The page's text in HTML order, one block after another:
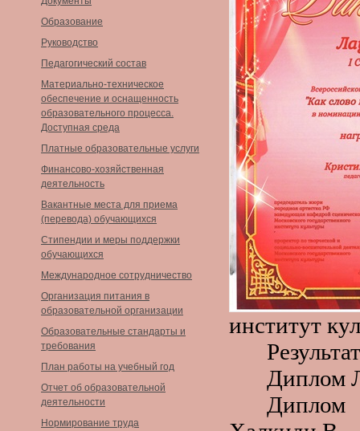
Образование
Руководство
Педагогический состав
Материально-техническое
обеспечение и оснащенность
образовательного процесса.
Доступная среда
Платные образовательные услуги
Финансово-хозяйственная
деятельность
Вакантные места для приема
(перевода) обучающихся
Стипендии и меры поддержки
обучающихся
Международное сотрудничество
Организация питания в
образовательной организации
Образовательные стандарты и
требования
План работы на учебный год
Отчет об образовательной
деятельности
Нормирование труда
институт
Диплом
Диплом